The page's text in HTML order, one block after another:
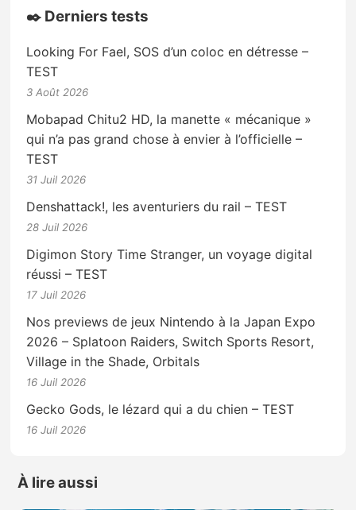
✒️ Derniers tests
Looking For Fael, SOS d’un coloc en détresse –
TEST
3 Août 2026
Mobapad Chitu2 HD, la manette « mécanique »
qui n’a pas grand chose à envier à l’officielle –
TEST
31 Juil 2026
Denshattack!, les aventuriers du rail – TEST
28 Juil 2026
Digimon Story Time Stranger, un voyage digital
réussi – TEST
17 Juil 2026
Nos previews de jeux Nintendo à la Japan Expo
2026 – Splatoon Raiders, Switch Sports Resort,
Village in the Shade, Orbitals
16 Juil 2026
Gecko Gods, le lézard qui a du chien – TEST
16 Juil 2026
À lire aussi